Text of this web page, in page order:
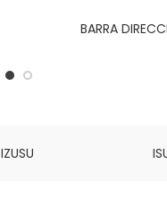
BARRA
IZUSU